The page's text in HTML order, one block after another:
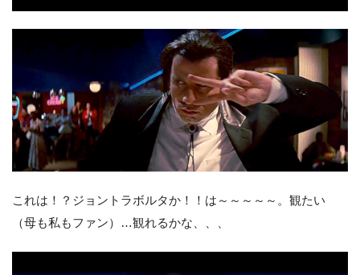
これは！？ジョントラボルタか！！は～～～～～。観たい
（母も私もファン）…観れるかな、、、